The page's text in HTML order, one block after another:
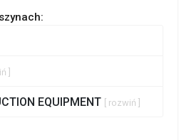
]
EQUIPMENT [ rozwiń ]